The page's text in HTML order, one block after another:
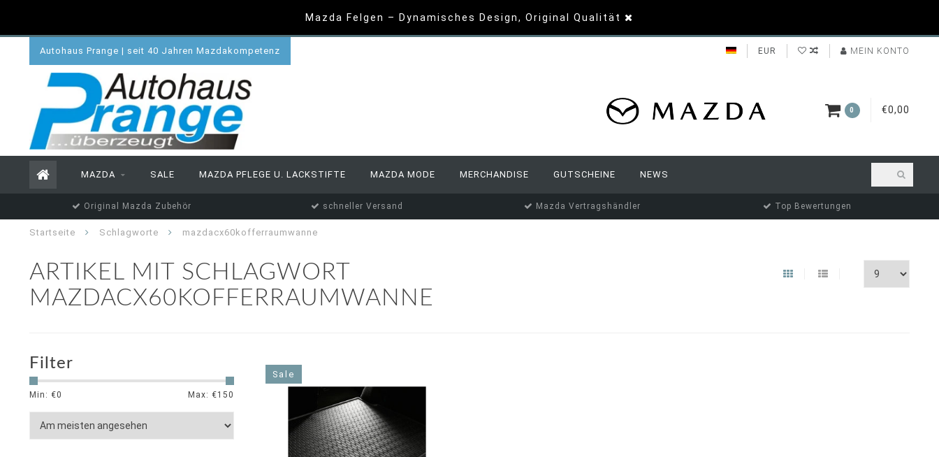
Mazda Felgen – Dynamisches Design, Original Qualität
Autohaus Prange | seit 40 Jahren Mazdakompetenz EUR MEIN KONTO
0 €0,00
MAZDA SALE MAZDA PFLEGE U. LACKSTIFTE MAZDA MODE MERCHANDISE GUTSCHEINE NEWS
Original Mazda Zubehör schneller Versand Mazda Vertragshändler Top Bewertungen
Startseite Schlagworte mazdacx60kofferraumwanne
ARTIKEL MIT SCHLAGWORT
MAZDACX60KOFFERRAUMWANNE
Filter
Min: €0 Max: €150
Sale